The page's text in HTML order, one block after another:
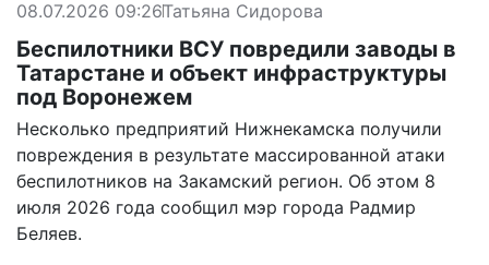
08.07.2026 09:26Татьяна Сидорова
Беспилотники ВСУ повредили заводы в
Татарстане и объект инфраструктуры
под Воронежем
Несколько предприятий Нижнекамска получили
повреждения в результате массированной атаки
беспилотников на Закамский регион. Об этом 8
июля 2026 года сообщил мэр города Радмир
Беляев.